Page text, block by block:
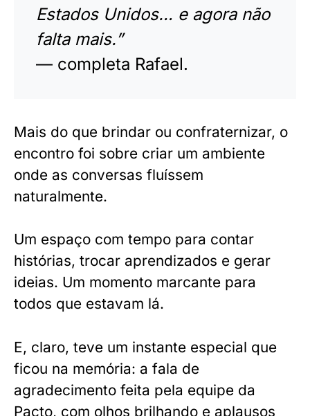
Estados Unidos… e agora não
falta mais.”
— completa Rafael.
Mais do que brindar ou confraternizar, o
encontro foi sobre criar um ambiente
onde as conversas fluíssem
naturalmente.
Um espaço com tempo para contar
histórias, trocar aprendizados e gerar
ideias. Um momento marcante para
todos que estavam lá.
E, claro, teve um instante especial que
ficou na memória: a fala de
agradecimento feita pela equipe da
Pacto, com olhos brilhando e aplausos